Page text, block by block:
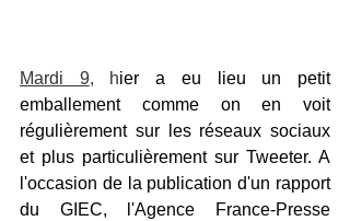
Mardi 9, hier a eu lieu un petit
emballement comme on en voit
régulièrement sur les réseaux sociaux
et plus particulièrement sur Tweeter. A
l'occasion de la publication d'un rapport
du GIEC, l'Agence France-Presse